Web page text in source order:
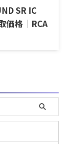
SR IC
価格｜RCA